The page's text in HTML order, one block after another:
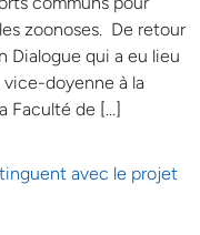
zoonoses. De retour
Dialogue qui a eu lieu
vice-doyenne à la
Faculté de […]
avec le projet